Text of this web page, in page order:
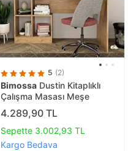
5 (2)
Bimossa Dustin Kitaplıklı
Çalışma Masası Meşe
4.289,90 TL
Sepette 3.002,93 TL
Kargo Bedava